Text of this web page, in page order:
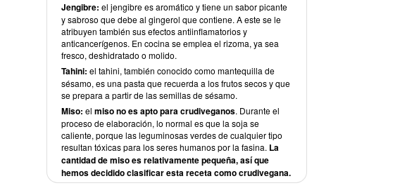
Jengibre: el jengibre es aromático y tiene un sabor picante
y sabroso que debe al gingerol que contiene. A este se le
atribuyen también sus efectos antiinflamatorios y
anticancerígenos. En cocina se emplea el rizoma, ya sea
fresco, deshidratado o molido.
Tahini: el tahini, también conocido como mantequilla de
sésamo, es una pasta que recuerda a los frutos secos y que
se prepara a partir de las semillas de sésamo.
Miso: el miso no es apto para crudiveganos. Durante el
proceso de elaboración, lo normal es que la soja se
caliente, porque las leguminosas verdes de cualquier tipo
resultan tóxicas para los seres humanos por la fasina. La
cantidad de miso es relativamente pequeña, así que
hemos decidido clasificar esta receta como crudivegana.